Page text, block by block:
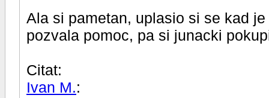
Ala si pametan, uplasio si se kad
pozvala pomoc, pa si junacki
Citat:
Ivan M.: